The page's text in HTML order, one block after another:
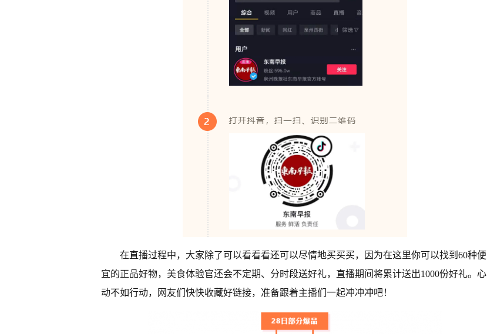
在直播过程中，大家除了可以看看看还可以尽情地买买买，因为在这里你可以找到60种便
宜的正品好物，美食体验官还会不定期、分时段送好礼，直播期间将累计送出1000份好礼。心
动不如行动，网友们快快收藏好链接，准备跟着主播们 一起冲冲冲吧！